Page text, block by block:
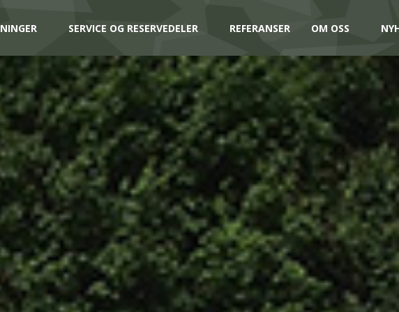
SERVICE OG RESERVEDELER REFERANSER OM OSS